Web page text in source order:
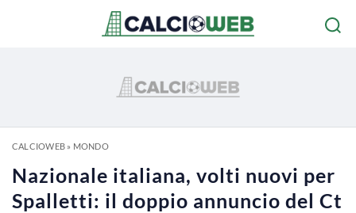
CALCIOWEB» MONDO
Nazionale italiana, volti nuovi per
Spalletti: il doppio annuncio del Ct